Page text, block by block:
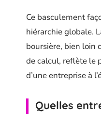
Ce basculement
hiérarchie globale.
boursière, bien loin
de calcul, reflète le
d’une entreprise à
Quelles